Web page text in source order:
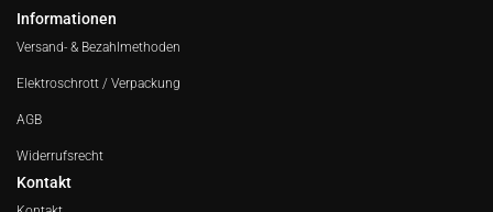
Informationen
Versand- & Bezahlmethoden
Elektroschrott / Verpackung
AGB
Widerrufsrecht
Kontakt